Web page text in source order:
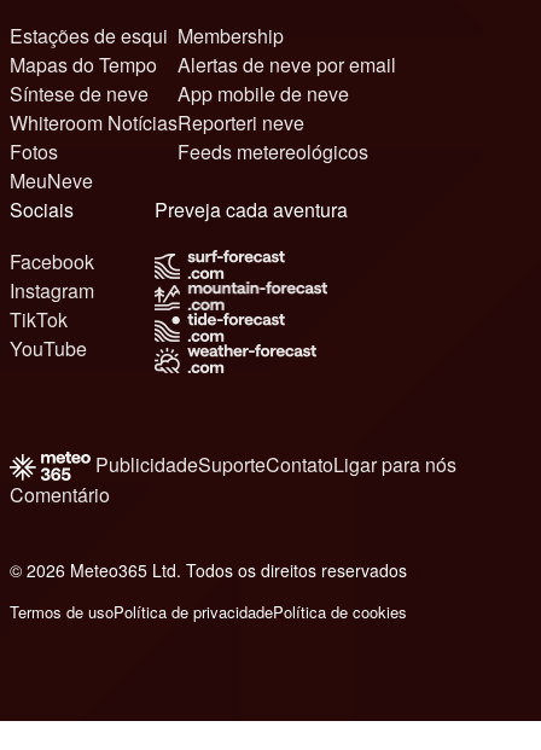
Estações de esqui
Mapas do Tempo
Síntese de neve
Whiteroom Notícias
Fotos
MeuNeve
Membership
Alertas de neve por email
App mobile de neve
Reporteri neve
Feeds metereológicos
Sociais
Facebook
Instagram
TikTok
YouTube
Preveja cada aventura
PublicidadeSuporteContatoLigar para nós
Comentário
© 2026 Meteo365 Ltd. Todos os direitos reservados
Termos de usoPolítica de privacidadePolítica de cookies